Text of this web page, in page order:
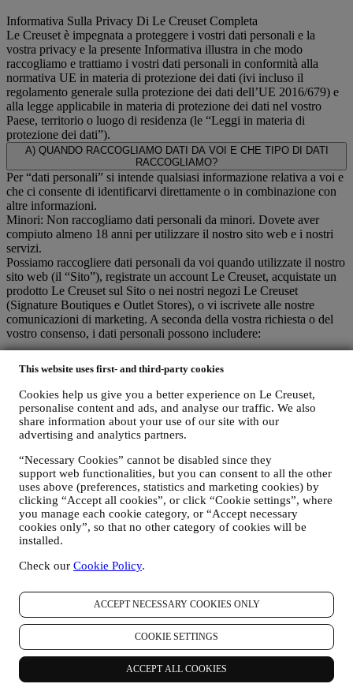
This website uses first- and third-party cookies
Cookies help us give you a better experience on Le Creuset,
personalise content and ads, and analyse our traffic. We also
share information about your use of our site with our
advertising and analytics partners.
“Necessary Cookies” cannot be disabled since they
support web functionalities, but you can consent to all the other
uses above (preferences, statistics and marketing cookies) by
clicking “Accept all cookies”, or click “Cookie settings”, where
you manage each cookie category, or “Accept necessary
cookies only”, so that no other category of cookies will be
installed.
Check our Cookie Policy.
ACCEPT NECESSARY COOKIES ONLY
COOKIE SETTINGS
ACCEPT ALL COOKIES
Informativa Sulla Privacy Di Le Creuset Completa
Le Creuset è impegnata a proteggere i vostri dati personali e la
vostra privacy e la presente Informativa illustra in che modo
raccogliamo e trattiamo i vostri dati personali in conformità alla
normativa UE in materia di protezione dei dati (ivi incluso il
regolamento generale sulla protezione dei dati dell’UE 2016/679) e
alla legge applicabile in materia di protezione dei dati nel vostro
Paese, territorio o luogo di residenza (le “Leggi in materia di
protezione dei dati”).
A) QUANDO RACCOGLIAMO DATI DA VOI E CHE TIPO DI DATI
RACCOGLIAMO?
Per “dati personali” si intende qualsiasi informazione relativa a voi e
che ci consente di identificarvi direttamente o in combinazione con
altre informazioni.
Minori: Non raccogliamo dati personali da minori. Dovete aver
compiuto almeno 18 anni per utilizzare il nostro sito web e i nostri
servizi.
Possiamo raccogliere dati personali da voi quando utilizzate il nostro
sito web (il “Sito”), registrate un account Le Creuset, acquistate un
prodotto Le Creuset sul Sito o nei nostri negozi Le Creuset
(Signature Boutiques e Outlet Stores), o vi iscrivete alle nostre
comunicazioni di marketing. A seconda della vostra richiesta o del
vostro consenso, i dati personali possono includere:
altri dati di contatto (indirizzo, numero di telefono e indirizzo
email), per registrare un account Le Creuset o effettuare un
acquisto come utente ospite o per iscrivervi alle nostre
comunicazioni di marketing sul sito o in negozio;
ii. dati relativi ai vostri acquisti, ad esempio, data e ora
dell’acquisto, data di consegna, dati sul prodotto e sul
pagamento, dati per la gestione degli ordini;
iii. dati riguardo alla vostra cronologia di navigazione online
(ad es., identificativi online, quali il vostro indirizzo IP, la
versione del browser, il sistema operativo, la durata della
visita, precedenti visite, l’area geografica di provenienza) che
vengono raccolti durante le vostre visite al Sito (come utenti
registrati o ospiti) utilizzando log e/o tecnologie di
tracciamento come i “cookie” e tecnologie simili (compresi i
pixel di tracciamento nelle e-mail), al fine di migliorare i nostri
maggior parte dei casi non saremo in grado di identificarvi
tramite le suddette informazioni. Per informazioni sulla
raccolta dei dati tramite cookie, si prega di leggere la nostra
iv. vostri feedback, richieste, reclami, domande o interazioni
con noi (ad esempio i vostri messaggi, chat, post di social
media, email o telefonate).